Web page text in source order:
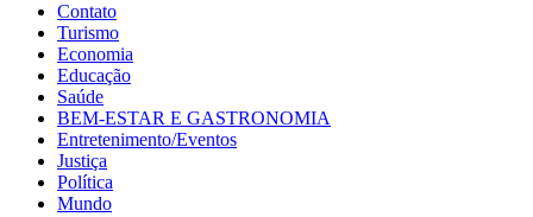
Contato
Turismo
Economia
Educação
Saúde
BEM-ESTAR E GASTRONOMIA
Entretenimento/Eventos
Justiça
Política
Mundo